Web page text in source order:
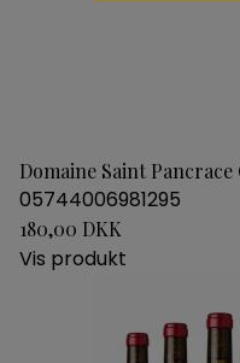
Domaine Saint
05744006981295
180,00 DKK
Vis produkt